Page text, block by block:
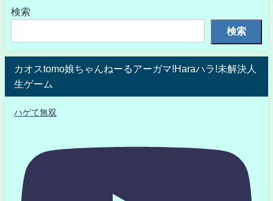
検索
検索
カオスtomo娘ちゃんねーるアーガマ!Haraハラ!未解決人
生ゲーム
ハゲて無双